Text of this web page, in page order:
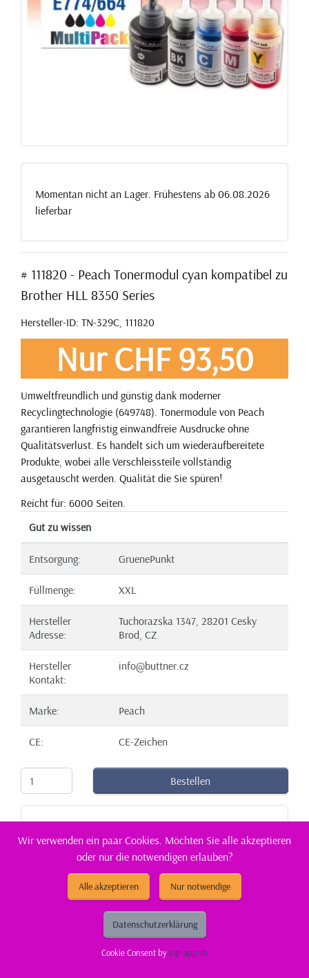
Momentan nicht an Lager. Frühestens ab 06.08.2026
lieferbar
# 111820 - Peach Tonermodul cyan kompatibel zu
Brother HLL 8350 Series
Hersteller-ID: TN-329C, 111820
Nur CHF 93,50
Umweltfreundlich und günstig dank moderner
Recyclingtechnologie (649748). Tonermodule von Peach
garantieren langfristig einwandfreie Ausdrucke ohne
Qualitätsverlust. Es handelt sich um wiederaufbereitete
Produkte, wobei alle Verschleissteile vollständig
ausgetauscht werden. Qualität die Sie spüren!
Reicht für: 6000 Seiten.
Gut zu wissen
Entsorgung: GruenePunkt
Füllmenge: XXL
Hersteller
Adresse:
Tuchorazska 1347, 28201 Cesky
Brod, CZ
Hersteller
Kontakt:
info@buttner.cz
Marke: Peach
CE: CE-Zeichen
Bestellen
Wir verwenden ein paar Cookies. Möchten Sie alle akzeptieren
oder nur die notwendigen erlauben?
Alle akzeptieren Nur notwendige
Datenschutzerklärung
Cookie Consent bytop-app.ch